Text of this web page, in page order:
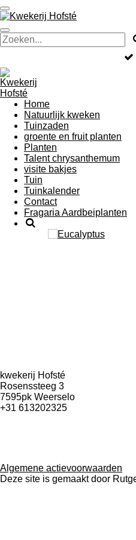
Ga
direct
naar
de
Home
Natuurlijk kweken
Tuinzaden
groente en fruit planten
Planten
Talent chrysanthemum
visite bakjes
Tuin
Tuinkalender
Contact
Fragaria Aardbeiplanten
kwekerij Hofsté
Rosenssteeg 3
7595pk Weerselo
+31 613202325
Algemene actievoorwaarden
Deze site is gemaakt door